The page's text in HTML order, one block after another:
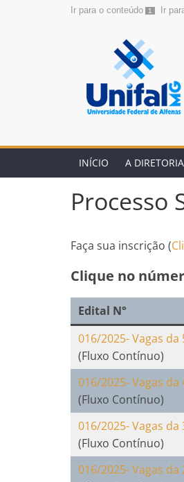
Ir para o conteúdo 1 Ir
INÍCIO A DIRETORIA
Processo
Faça sua inscrição (
Clique no
Edital N°
016/2025- Vagas da
(Fluxo Contínuo)
016/2025- Vagas da
(Fluxo Contínuo)
016/2025- Vagas da
(Fluxo Contínuo)
016/2025- Vagas da